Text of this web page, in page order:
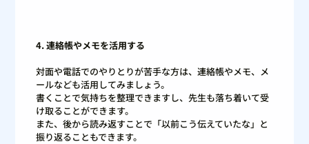
4. 連絡帳やメモを活用する
対面や電話でのやりとりが苦手な方は、連絡帳やメモ、メ
ールなども活用してみましょう。
書くことで気持ちを整理できますし、先生も落ち着いて受
け取ることができます。
また、後から読み返すことで「以前こう伝えていたな」と
振り返ることもできます。